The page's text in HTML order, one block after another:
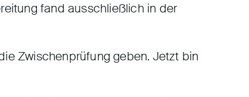
fand ausschließlich in der
Zwischenprüfung geben. Jetzt bin